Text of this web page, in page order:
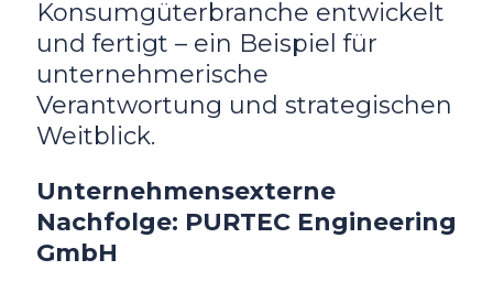
Konsumgüterbranche entwickelt
und fertigt – ein Beispiel für
unternehmerische
Verantwortung und strategischen
Weitblick.
Unternehmensexterne
Nachfolge: PURTEC Engineering
GmbH